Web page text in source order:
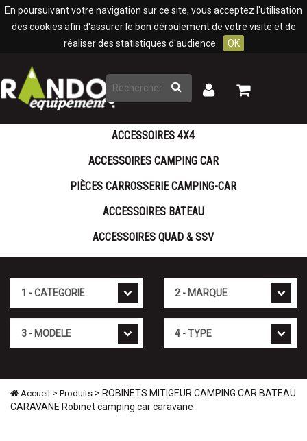
En poursuivant votre navigation sur ce site, vous acceptez l'utilisation
des cookies afin d'assurer le bon déroulement de votre visite et de
réaliser des statistiques d'audience.
OK
Rechercher
Mon
Mon
ACCESSOIRES 4X4
ACCESSOIRES CAMPING CAR
PIÈCES CARROSSERIE CAMPING-CAR
ACCESSOIRES BATEAU
ACCESSOIRES QUAD & SSV
Accueil > Produits > ROBINETS MITIGEUR CAMPING CAR BATEAU
CARAVANE Robinet camping car caravane
Panneau de gestion des cookies